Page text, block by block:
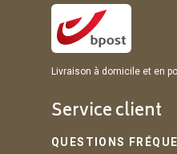
Livraison à domicile et en
Service client
QUESTIONS